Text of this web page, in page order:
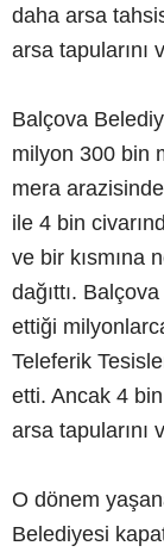
daha arsa
arsa tapularını
Balçova
milyon 300 bin
mera
ile 4 bin
ve bir kısmına
dağıttı.
ettiği
Teleferik
etti. Ancak 4
arsa tapularını
O dönem
Belediyesi